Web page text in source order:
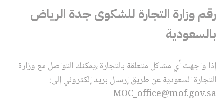
رقم وزارة التجارة للشكوى جدة الرياض
بالسعودية
إذا واجهت أي مشاكل متعلقة بالتجارة ،يمكنك التواصل مع وزارة
التجارة السعودية عن طريق إرسال بريد إلكتروني إلى:
MOC_office@mof.gov.sa